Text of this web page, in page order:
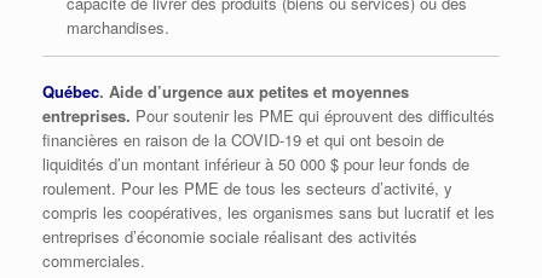
marchandises.
Québec. Aide d’urgence aux petites et moyennes
entreprises. Pour soutenir les PME qui éprouvent des difficultés
financières en raison de la COVID-19 et qui ont besoin de
liquidités d’un montant inférieur à 50 000 $ pour leur fonds de
roulement. Pour les PME de tous les secteurs d’activité, y
compris les coopératives, les organismes sans but lucratif et les
entreprises d’économie sociale réalisant des activités
commerciales.